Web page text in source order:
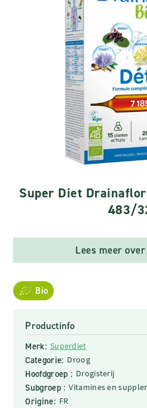
Super Diet
483/
Lees meer
Bio
Productinfo
Merk: Superdiet
Categorie: Droog
Hoofdgroep : Drogisterij
Subgroep : Vitamines en
Origine: FR